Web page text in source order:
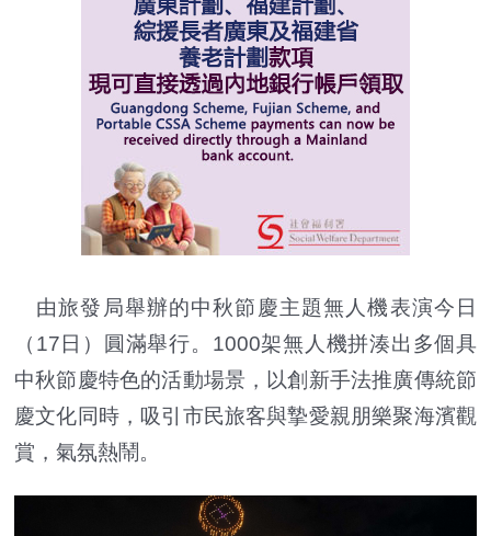
由旅發局舉辦的中秋節慶主題無人機表演今日
（17日）圓滿舉行。1000架無人機拼湊出多個具
中秋節慶特色的活動場景，以創新手法推廣傳統節
慶文化同時，吸引市民旅客與摯愛親朋樂聚海濱觀
賞，氣氛熱鬧。